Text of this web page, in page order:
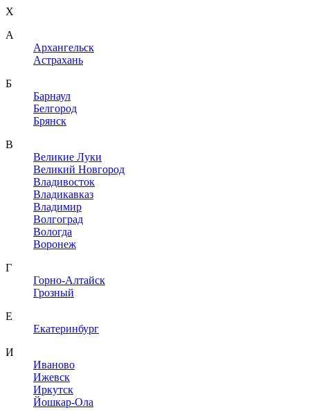
X
A
Архангельск
Астрахань
Б
Барнаул
Белгород
Брянск
В
Великие Луки
Великий Новгород
Владивосток
Владикавказ
Владимир
Волгоград
Вологда
Воронеж
Г
Горно-Алтайск
Грозный
Е
Екатеринбург
И
Иваново
Ижевск
Иркутск
Йошкар-Ола